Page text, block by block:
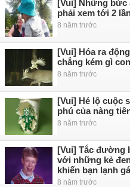
[Vui] Những bức
phải xem tới 2
8 năm trước
[Vui] Hóa ra
chẳng kém gì
8 năm trước
[Vui] Hé lộ cuộc
phú của nàng
8 năm trước
[Vui] Tắc đường
với những kẻ
khiến bạn lạnh
8 năm trước